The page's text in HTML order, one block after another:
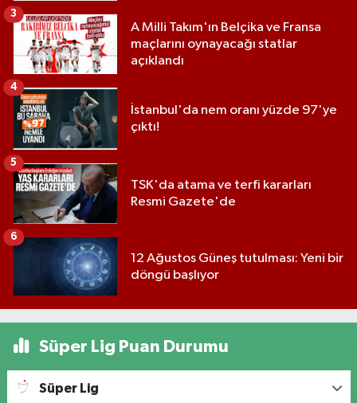
A Milli Takım'ın Belçika ve Fransa
maçlarını oynayacağı statlar
açıklandı
3
İstanbul'da nem oranı yüzde 97'ye
çıktı!
4
TSK'da atama ve terfi kararları
Resmi Gazete'de
5
12 Ağustos Güneş tutulması: Yeni bir
döngü başlıyor
6
Süper Lig Puan Durumu
Süper Lig